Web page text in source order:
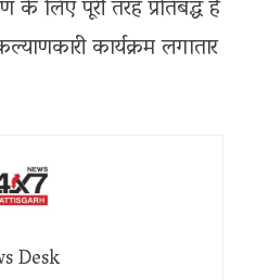
लिए पूरी तरह प्रतिबद्ध है
कार्यक्रम लगातार
Desk